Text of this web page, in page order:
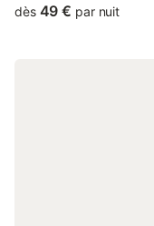
garden and free private
dès 49 € par nuit